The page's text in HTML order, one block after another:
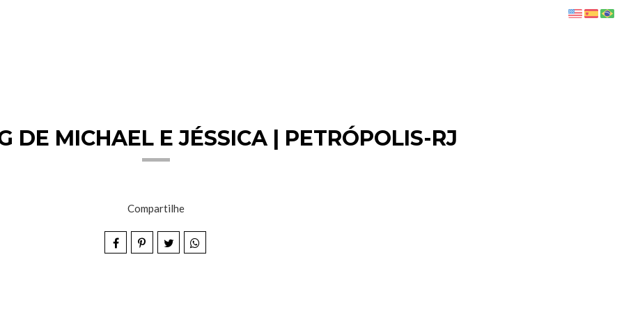
DE MICHAEL E JÉSSICA | PETRÓPOLIS-RJ
Compartilhe